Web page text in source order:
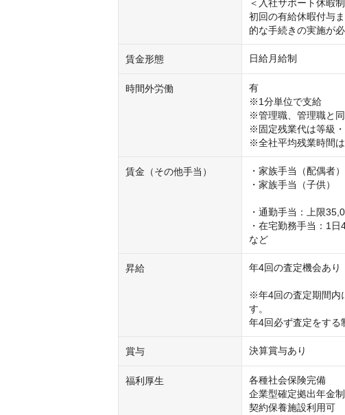
＜入社サポート休暇
初回の有給休暇付与
的な手続きの実施が
賃金形態 日給月給制
時間外労働
有
※1分単位で支給
※管理職、管理職と
※固定残業代は等級
※全社平均残業時間
賃金（その他手当）
・家族手当（配偶者
・家族手当（子供）
3人目以降
・通勤手当：上限
・在宅勤務手当：1
など
昇給 年4回の査定機会あり
※年4回の査定期間内
す。
年4回必ず査定をする
賞与 決算賞与あり
福利厚生
各種社会保険完備
企業型確定拠出年金
契約保養施設利用可